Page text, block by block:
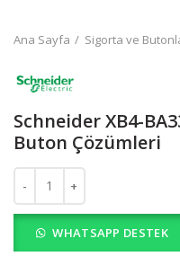
Ana Sayfa Sigorta ve
Schneider XB4-
Buton Çözümleri
Schneider XB4-BA3351
WHATSAPP DESTEK